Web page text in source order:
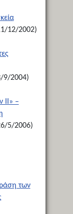
12/2002)
9/2004)
ΙΙ» –
5/2006)
των